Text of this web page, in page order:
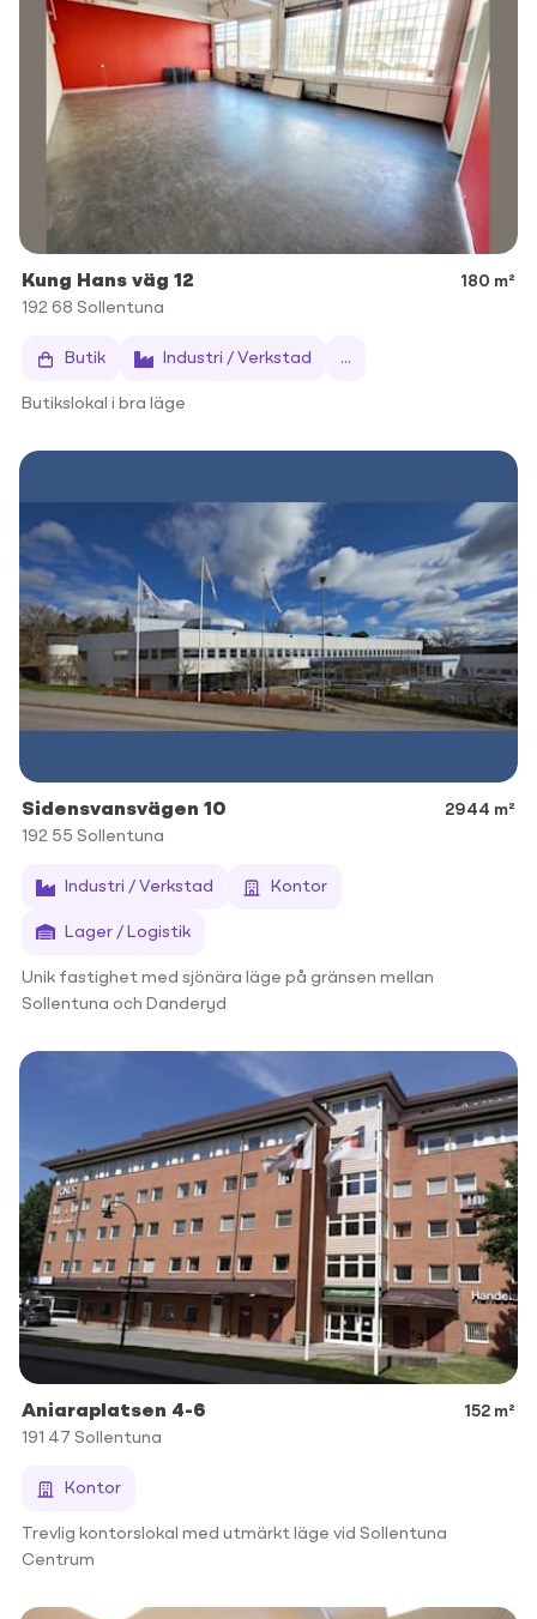
Kung Hans väg 12
180 m²
192 68 Sollentuna
Butik Industri / Verkstad ...
Butikslokal i bra läge
Sidensvansvägen 10
2944 m²
192 55 Sollentuna
Industri / Verkstad Kontor
Lager / Logistik
Unik fastighet med sjönära läge på gränsen mellan
Sollentuna och Danderyd
Aniaraplatsen 4-6
152 m²
191 47 Sollentuna
Kontor
Trevlig kontorslokal med utmärkt läge vid Sollentuna
Centrum